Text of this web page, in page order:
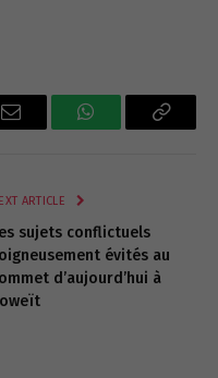
Email WhatsAppCopy
ARTICLE
sujets conflictuels
évités au
d’aujourd’hui à